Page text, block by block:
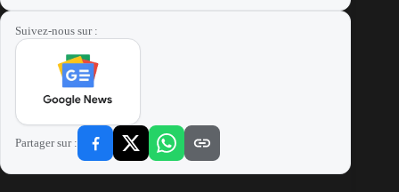
Suivez-nous sur :
Partager sur :